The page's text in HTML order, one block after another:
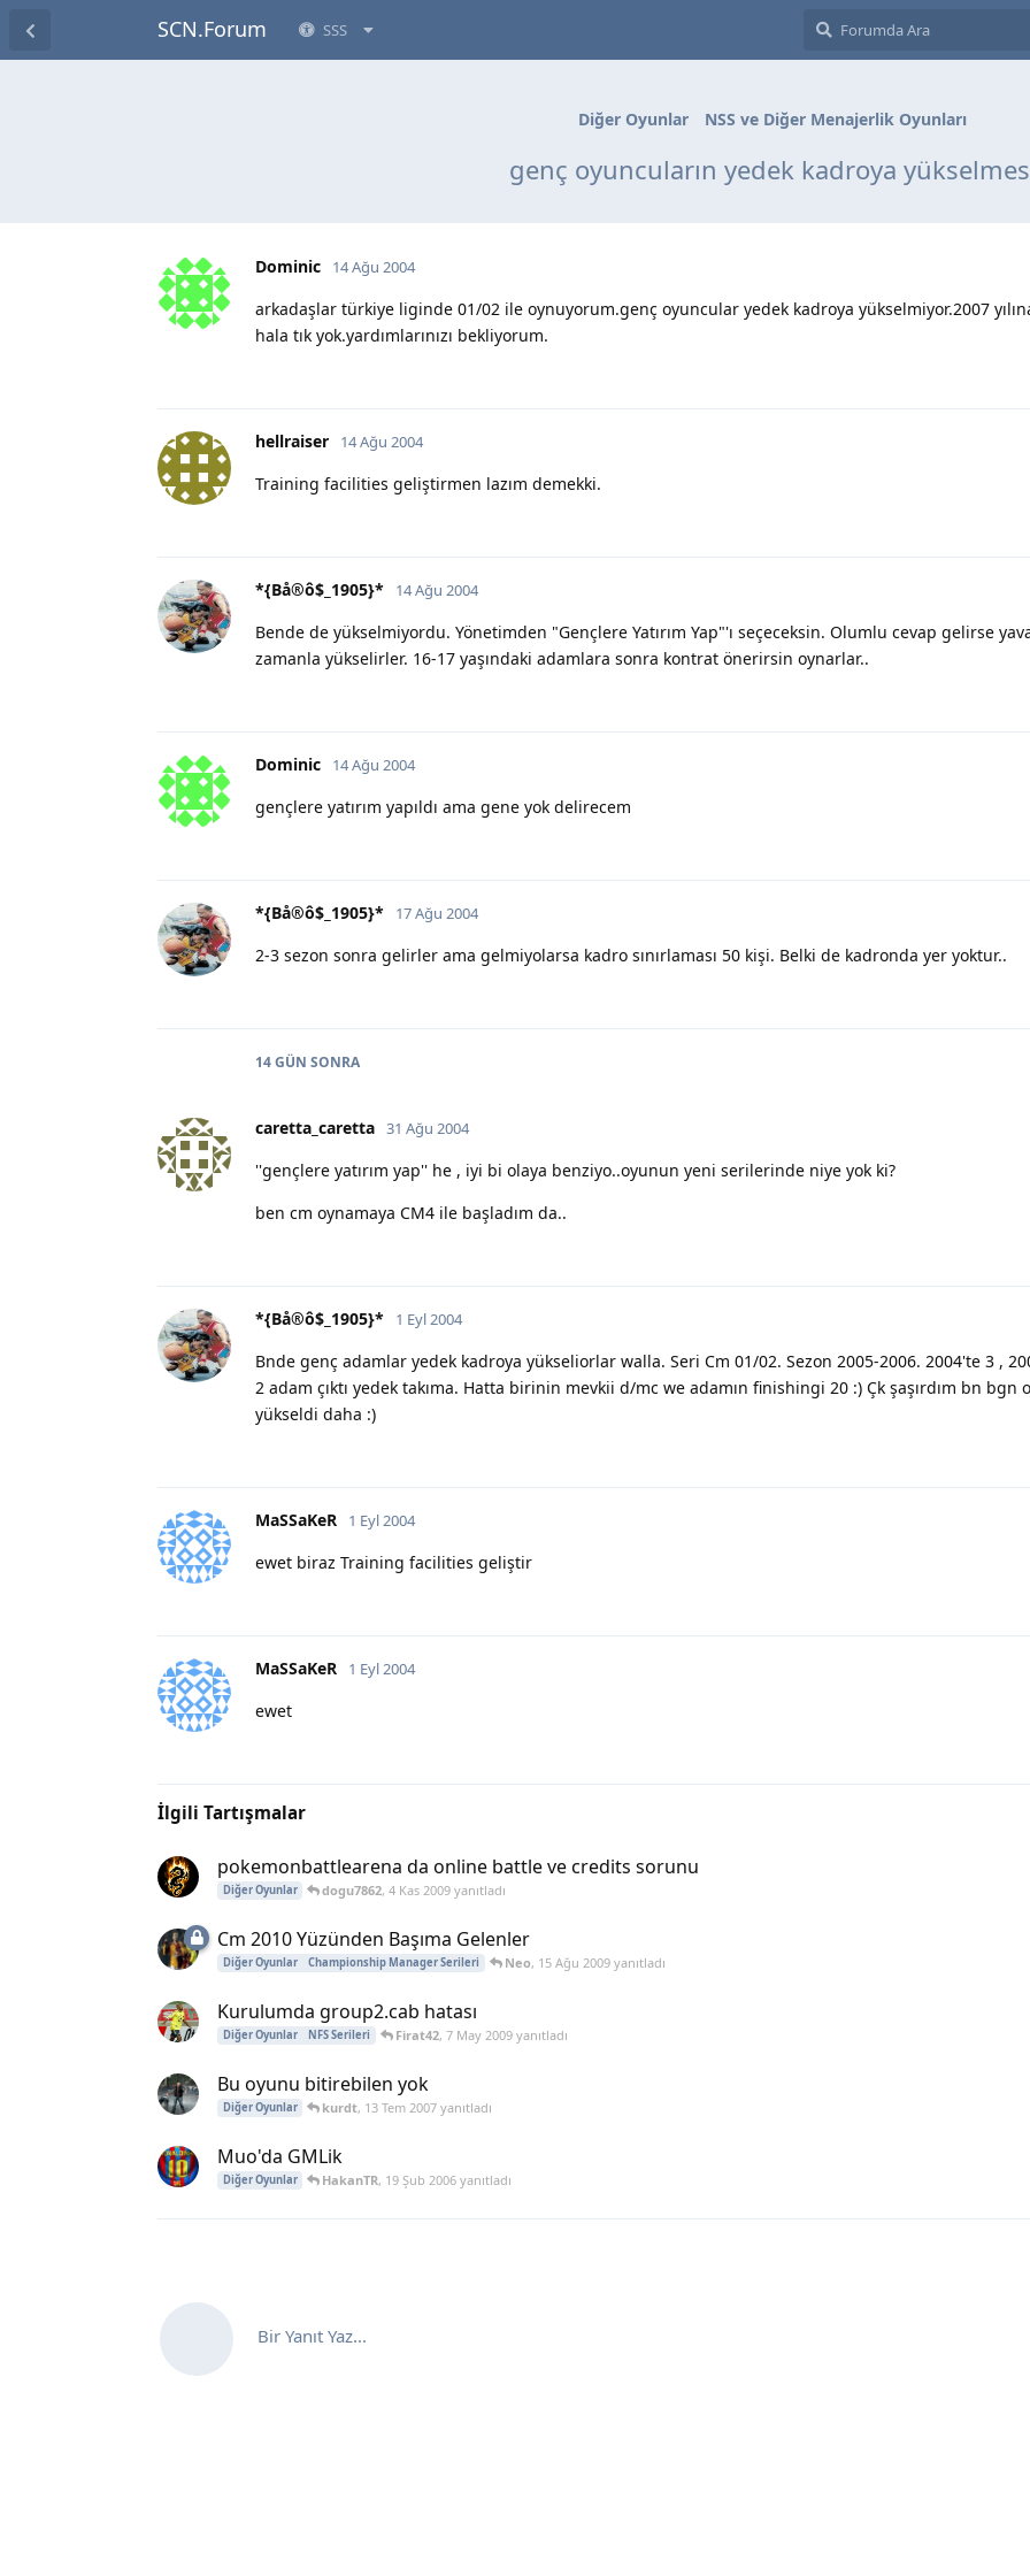
SCN.Forum SSS
Diğer Oyunlar NSS ve Diğer Menajerlik Oyunları
genç oyuncuların yedek kadroya
Dominic 14 Ağu 2004
arkadaşlar türkiye liginde 01/02 ile oynuyorum.genç oyuncular yedek kadroya yükselmiyor.2007
hala tık yok.yardımlarınızı bekliyorum.
hellraiser 14 Ağu 2004
Training facilities geliştirmen lazım demekki.
*{Bå®ô$_1905}* 14 Ağu 2004
Bende de yükselmiyordu. Yönetimden "Gençlere Yatırım Yap"'ı seçeceksin. Olumlu cevap gelirse
zamanla yükselirler. 16-17 yaşındaki adamlara sonra kontrat önerirsin oynarlar..
Dominic 14 Ağu 2004
gençlere yatırım yapıldı ama gene yok delirecem
*{Bå®ô$_1905}* 17 Ağu 2004
2-3 sezon sonra gelirler ama gelmiyolarsa kadro sınırlaması 50 kişi. Belki de kadronda yer yoktur..
14 GÜN SONRA
caretta_caretta 31 Ağu 2004
''gençlere yatırım yap'' he , iyi bi olaya benziyo..oyunun yeni serilerinde niye yok ki?
ben cm oynamaya CM4 ile başladım da..
*{Bå®ô$_1905}* 1 Eyl 2004
Bnde genç adamlar yedek kadroya yükseliorlar walla. Seri Cm 01/02. Sezon 2005-2006. 2004'te 3 ,
2 adam çıktı yedek takıma. Hatta birinin mevkii d/mc we adamın finishingi 20 :) Çk şaşırdım bn bgn
yükseldi daha :)
MaSSaKeR 1 Eyl 2004
ewet biraz Training facilities geliştir
MaSSaKeR 1 Eyl 2004
ewet
İlgili Tartışmalar
pokemonbattlearena da online battle ve credits sorunu
Diğer Oyunlar dogu7862,4 Kas 2009 yanıtladı
Cm 2010 Yüzünden Başıma Gelenler
Diğer Oyunlar Championship Manager Serileri Neo, 15 Ağu 2009yanıtladı
Kurulumda group2.cab hatası
Diğer Oyunlar NFS Serileri Firat42, 7 May 2009yanıtladı
Bu oyunu bitirebilen yok
Diğer Oyunlar kurdt, 13 Tem 2007 yanıtladı
Muo'da GMLik
Diğer Oyunlar HakanTR, 19 Şub 2006 yanıtladı
Bir Yanıt Yaz...